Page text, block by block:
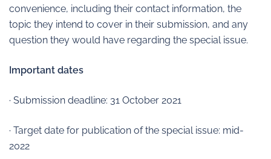
convenience, including their contact information, the
topic they intend to cover in their submission, and any
question they would have regarding the special issue.
Important dates
· Submission deadline: 31 October 2021
· Target date for publication of the special issue: mid-
2022